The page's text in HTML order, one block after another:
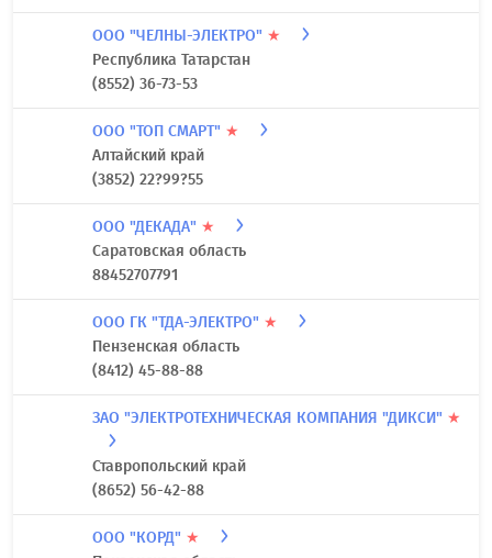
ООО "ЧЕЛНЫ-ЭЛЕКТРО" ★
Республика Татарстан
(8552) 36-73-53
ООО "ТОП СМАРТ" ★
Алтайский край
(3852) 22?99?55
ООО "ДЕКАДА" ★
Саратовская область
88452707791
ООО ГК "ТДА-ЭЛЕКТРО" ★
Пензенская область
(8412) 45-88-88
ЗАО "ЭЛЕКТРОТЕХНИЧЕСКАЯ КОМПАНИЯ "ДИКСИ" ★
Ставропольский край
(8652) 56-42-88
ООО "КОРД" ★